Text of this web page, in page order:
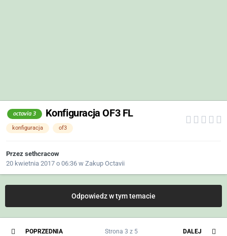
octavia 3 Konfiguracja OF3 FL
konfiguracja of3
Przez sethcracow
20 kwietnia 2017 o 06:36 w Zakup Octavii
Odpowiedz w tym temacie
POPRZEDNIA DALEJ
Strona 3 z 5